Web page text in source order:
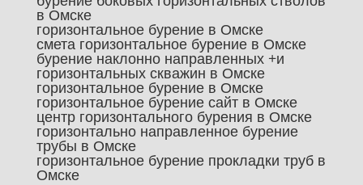
в Омске
горизонтальное бурение в Омске
смета горизонтальное бурение в Омске
бурение наклонно направленных +и
горизонтальных скважин в Омске
горизонтальное бурение в Омске
горизонтальное бурение сайт в Омске
центр горизонтального бурения в Омске
горизонтально направленное бурение
трубы в Омске
горизонтальное бурение прокладки труб в
Омске